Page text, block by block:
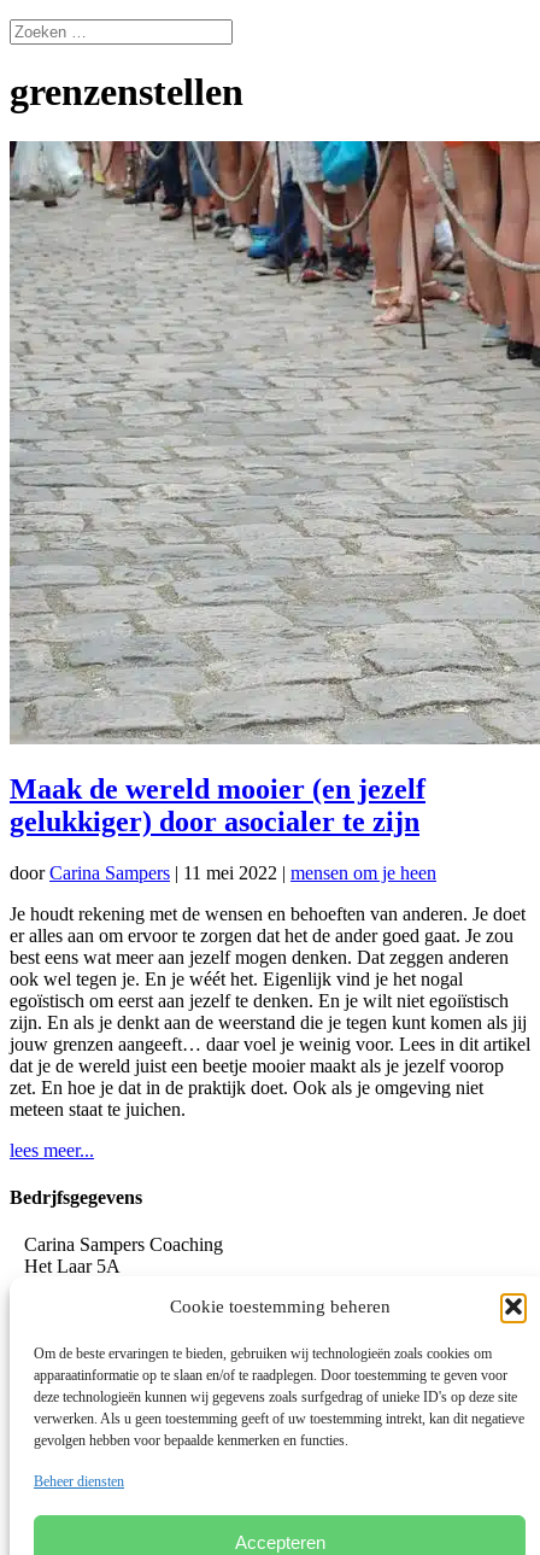
Cookie toestemming beheren
Om de beste ervaringen te bieden, gebruiken wij technologieën zoals cookies om
apparaatinformatie op te slaan en/of te raadplegen. Door toestemming te geven voor
deze technologieën kunnen wij gegevens zoals surfgedrag of unieke ID's op deze site
verwerken. Als u geen toestemming geeft of uw toestemming intrekt, kan dit negatieve
gevolgen hebben voor bepaalde kenmerken en functies.
Beheer diensten
Accepteren
grenzenstellen
Maak de wereld mooier (en jezelf
gelukkiger) door asocialer te zijn
doorCarina Sampers | 11 mei 2022 | mensen om je heen
Je houdt rekening met de wensen en behoeften van anderen. Je doet
er alles aan om ervoor te zorgen dat het de ander goed gaat. Je zou
best eens wat meer aan jezelf mogen denken. Dat zeggen anderen
ook wel tegen je. En je wéét het. Eigenlijk vind je het nogal
egoïstisch om eerst aan jezelf te denken. En je wilt niet egoiïstisch
zijn. En als je denkt aan de weerstand die je tegen kunt komen als jij
jouw grenzen aangeeft… daar voel je weinig voor. Lees in dit artikel
dat je de wereld juist een beetje mooier maakt als je jezelf voorop
zet. En hoe je dat in de praktijk doet. Ook als je omgeving niet
meteen staat te juichen.
lees meer...
Bedrjfsgegevens
Carina Sampers Coaching
Het Laar 5A
www.carinasampers.nl
BTW-id: NL001833928B47
KvK: 72690895
Algemene voorwaarden
Privacybeleid OEEC